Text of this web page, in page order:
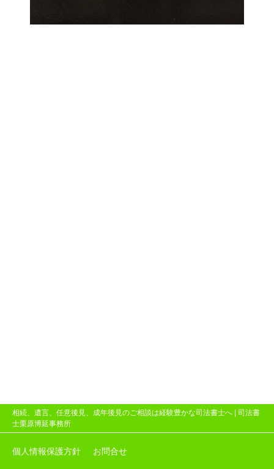
相続、遺言、任意後見、成年後見のご相談は経験豊かな司法書士へ | 司法書
士栗原博延事務所
個人情報保護方針 お問合せ